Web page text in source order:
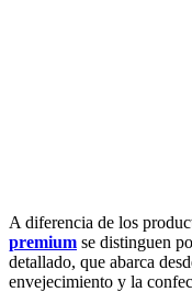
A diferencia de los
premium se distinguen
detallado, que abarca
envejecimiento y la